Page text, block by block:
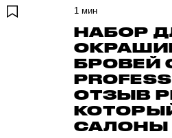
1мин
НАБОР
БРОВЕЙ
ОТЗЫВ
САЛОНЫ